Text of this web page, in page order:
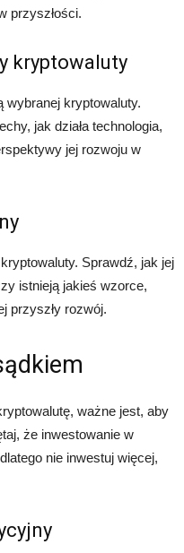
przyszłości.
kryptowaluty
wybranej kryptowaluty.
jak działa technologia,
jej rozwoju w
Sprawdź, jak jej
istnieją jakieś wzorce,
przyszły rozwój.
ważne jest, aby
że inwestowanie w
nie inwestuj więcej,